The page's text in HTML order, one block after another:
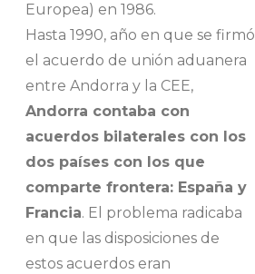
Europea) en 1986.
Hasta 1990, año en que se firmó
el acuerdo de unión aduanera
entre Andorra y la CEE,
Andorra contaba con
acuerdos bilaterales con los
dos países con los que
comparte frontera: España y
Francia. El problema radicaba
en que las disposiciones de
estos acuerdos eran